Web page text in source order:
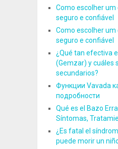
Como escolher um
seguro e confiável
Como escolher um
seguro e confiável
¿Qué tan efectiva
(Gemzar) y cuáles
secundarios?
Функции Vavada
подробности
Qué es el Bazo
Síntomas,
¿Es fatal el
puede morir un